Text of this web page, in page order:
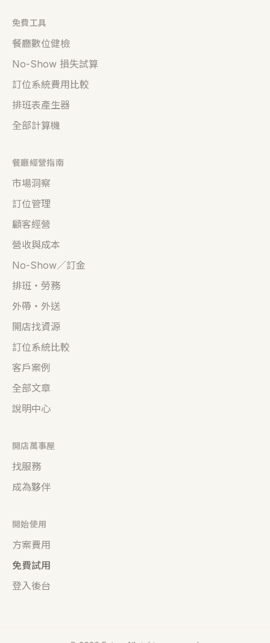
免費工具
餐廳數位健檢
No-Show 損失試算
訂位系統費用比較
排班表產生器
全部計算機
餐廳經營指南
市場洞察
訂位管理
顧客經營
營收與成本
No-Show／訂金
排班・勞務
外帶・外送
開店找資源
訂位系統比較
客戶案例
全部文章
說明中心
開店萬事屋
找服務
成為夥伴
開始使用
方案費用
免費試用
登入後台